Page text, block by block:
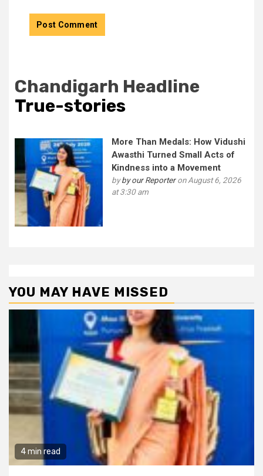
Chandigarh Headline
True-stories
More Than Medals: How Vidushi
Awasthi Turned Small Acts of
Kindness into a Movement
byby our Reporteron August 6, 2026
at 3:30 am
YOU MAY HAVE MISSED
4 min read